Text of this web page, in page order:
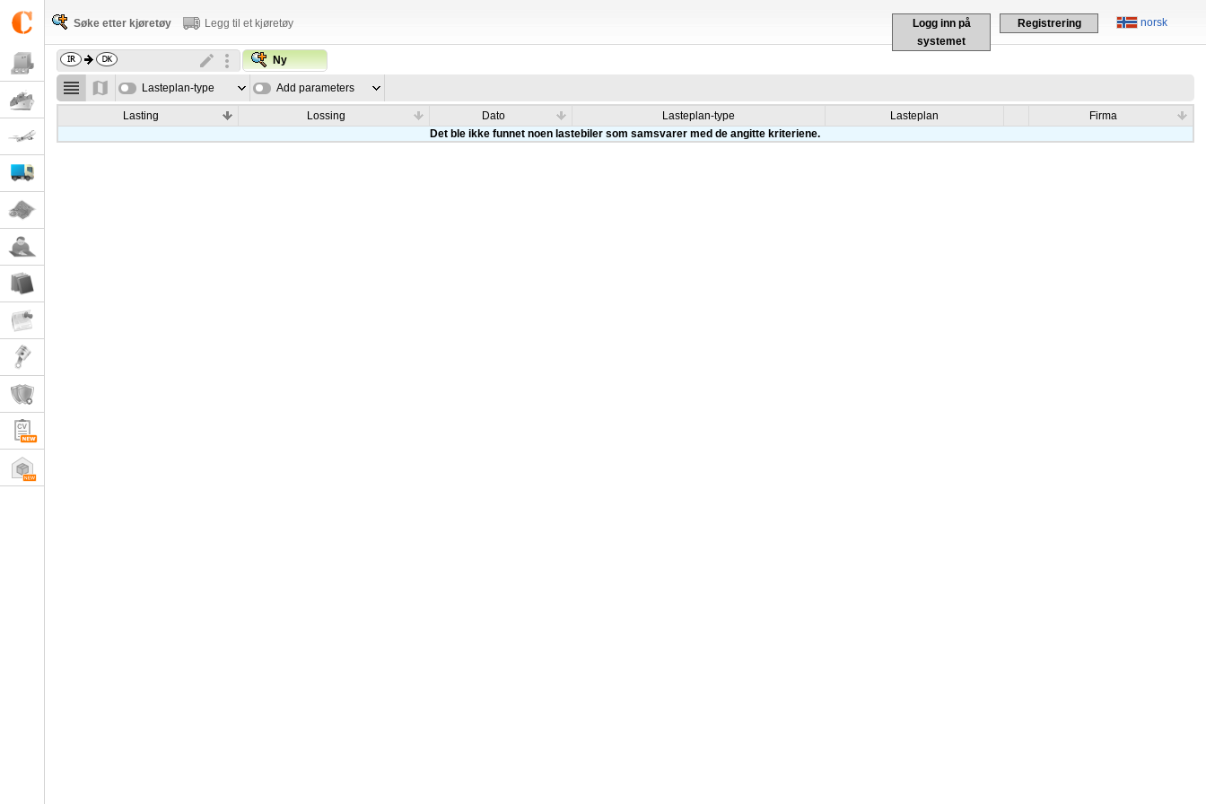
norsk
Logg inn på
systemet
Registrering
Søke etter kjøretøy Legg til et kjøretøy
Ny
Lasteplan-type Add parameters
Lasting Lossing Dato Lasteplan-type Lasteplan
Firma
Det ble ikke funnet noen lastebiler som samsvarer med de angitte kriteriene.